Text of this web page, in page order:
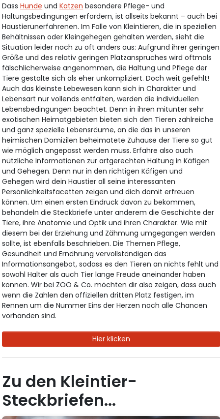
DassHunde undKatzen besondere Pflege- und
Haltungsbedingungen erfordern, ist allseits bekannt – auch bei
Haustierunerfahrenen. Im Falle von Kleintieren, die in speziellen
Behältnissen oder Kleingehegen gehalten werden, sieht die
Situation leider noch zu oft anders aus: Aufgrund ihrer geringen
Größe und des relativ geringen Platzanspruches wird oftmals
fälschlicherweise angenommen, die Haltung und Pflege der
Tiere gestalte sich als eher unkompliziert. Doch weit gefehlt!
Auch das kleinste Lebewesen kann sich in Charakter und
Lebensart nur vollends entfalten, werden die individuellen
Lebensbedingungen beachtet. Denn in ihren mitunter sehr
exotischen Heimatgebieten bieten sich den Tieren zahlreiche
und ganz spezielle Lebensräume, an die das in unseren
heimischen Domizilen beheimatete Zuhause der Tiere so gut
wie möglich angepasst werden muss. Erfahre also auch
nützliche Informationen zur artgerechten Haltung in Käfigen
und Gehegen. Denn nur in den richtigen Käfigen und
Gehegen wird dein Haustier all seine interessanten
Persönlichkeitsfacetten zeigen und dich damit erfreuen
können. Um einen ersten Eindruck davon zu bekommen,
behandeln die Steckbriefe unter anderem die Geschichte der
Tiere, ihre Anatomie und Optik und ihren Charakter. Wie mit
diesem bei der Erziehung und Zähmung umgegangen werden
sollte, ist ebenfalls beschrieben. Die Themen Pflege,
Gesundheit und Ernährung vervollständigen das
Informationsangebot, sodass es den Tieren an nichts fehlt und
sowohl Halter als auch Tier lange Freude aneinander haben
können. Wir bei ZOO & Co. möchten dir also zeigen, dass auch
wenn die Zahlen den offiziellen dritten Platz festigen, im
Rennen um die Nummer Eins der Herzen noch alle Chancen
vorhanden sind.
Hier klicken
Zu den Kleintier-
Steckbriefen...